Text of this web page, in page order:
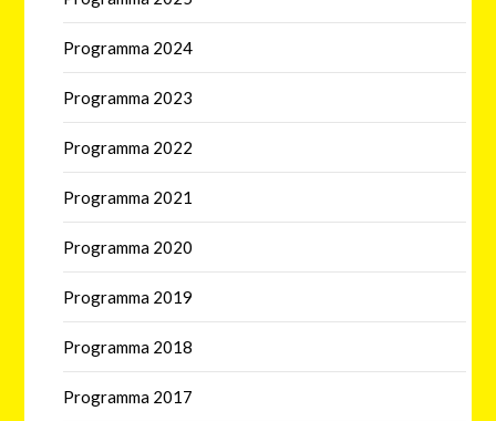
Programma 2024
Programma 2023
Programma 2022
Programma 2021
Programma 2020
Programma 2019
Programma 2018
Programma 2017